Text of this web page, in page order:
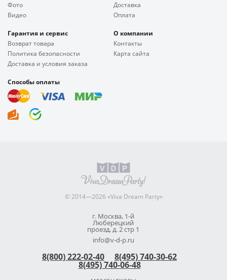
Фото
Видео
Доставка
Оплата
Гарантия и сервис
Возврат товара
Политика безопасности
Доставка и условия заказа
О компании
Контакты
Карта сайта
Способы оплаты
© 2014—2026 «Viva Dream Party»
г. Москва, 1-й
Люберецкий
проезд, д. 2 стр 1
info@v-d-p.ru
8(800) 222-02-40 8(495) 740-30-62
8(495) 740-06-48